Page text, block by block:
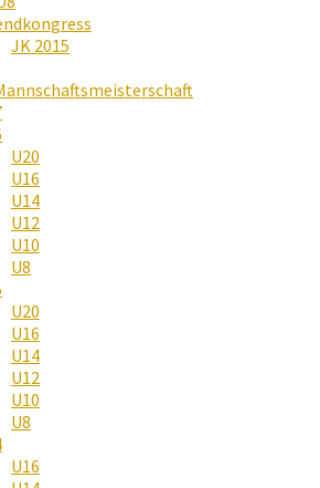
JK 2015
U20
U16
U14
U12
U10
U8
U20
U16
U14
U12
U10
U8
U16